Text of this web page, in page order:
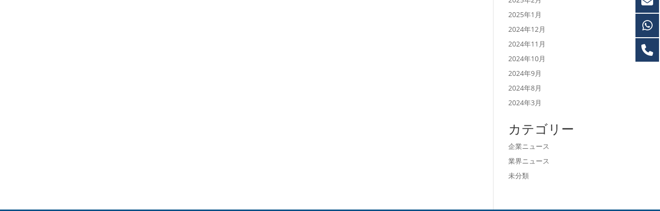
2025年1月
2024年12月
2024年11月
2024年10月
2024年9月
2024年8月
2024年3月
カテゴリー
企業ニュース
業界ニュース
未分類